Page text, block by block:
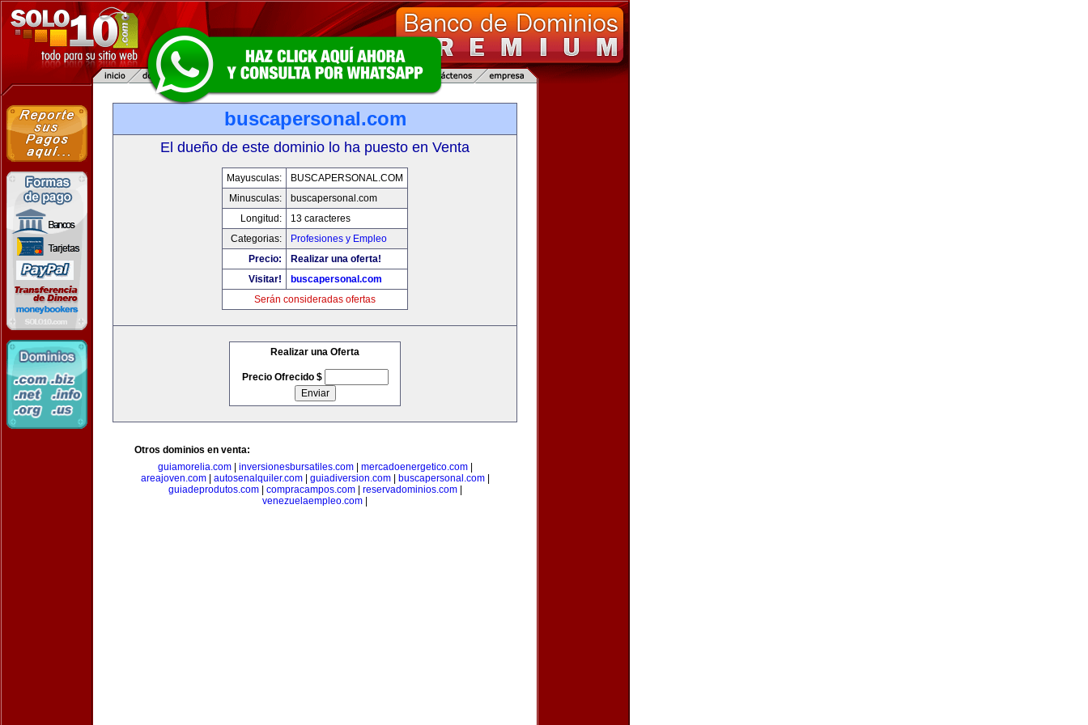
buscapersonal.com
El dueño de este dominio lo ha puesto en Venta
Mayusculas:
BUSCAPERSONAL.COM
Minusculas:
buscapersonal.com
Longitud:
13 caracteres
Categorias:
Profesiones y Empleo
Precio:
Realizar una oferta!
Visitar!
buscapersonal.com
Serán consideradas ofertas
Realizar una Oferta
Precio Ofrecido $
Otros dominios en venta:
guiamorelia.com| inversionesbursatiles.com| mercadoenergetico.com|
areajoven.com| autosenalquiler.com| guiadiversion.com| buscapersonal.com|
guiadeprodutos.com| compracampos.com| reservadominios.com|
venezuelaempleo.com